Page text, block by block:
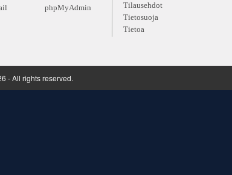
phpMyAdmin
Tilausehdot
Tietosuoja
Tietoa
- All rights reserved.